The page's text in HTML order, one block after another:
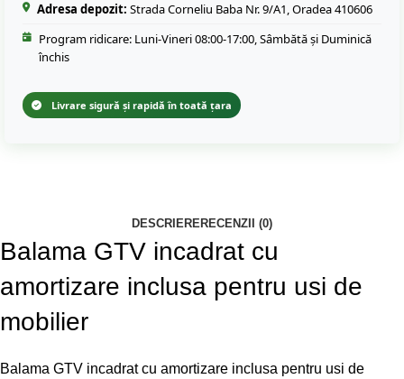
Adresa depozit: Strada Corneliu Baba Nr. 9/A1, Oradea 410606
Program ridicare: Luni-Vineri 08:00-17:00, Sâmbătă și Duminică
închis
Livrare sigură și rapidă în toată țara
DESCRIERERECENZII (0)
Balama GTV incadrat cu
amortizare inclusa pentru usi de
mobilier
Balama GTV incadrat cu amortizare inclusa pentru usi de